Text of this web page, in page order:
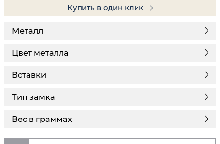
Купить в один клик
Металл
Цвет металла
Вставки
Тип замка
Вес в граммах